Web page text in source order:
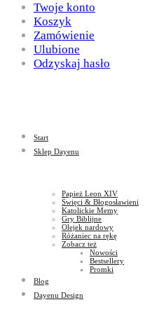
for
God
Design
God
Twoje konto
Koszyk
Zamówienie
Ulubione
Odzyskaj hasło
Start
Sklep Dayenu
Papież Leon XIV
Święci & Błogosławieni
Katolickie Memy
Gry Biblijne
Olejek nardowy
Różaniec na rękę
Zobacz też
Nowości
Bestsellery
Promki
Blog
Dayenu Design